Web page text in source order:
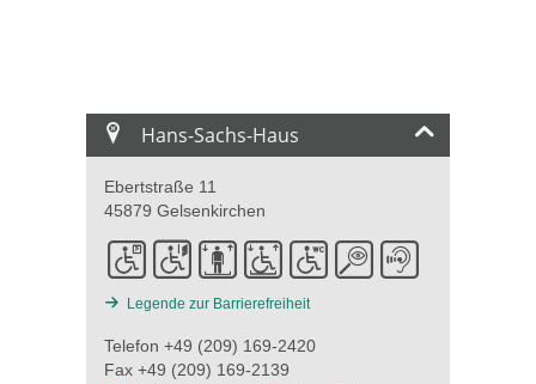
Hans-Sachs-Haus
Ebertstraße 11
45879 Gelsenkirchen
Legende zur Barrierefreiheit
Telefon +49 (209) 169-2420
Fax +49 (209) 169-2139